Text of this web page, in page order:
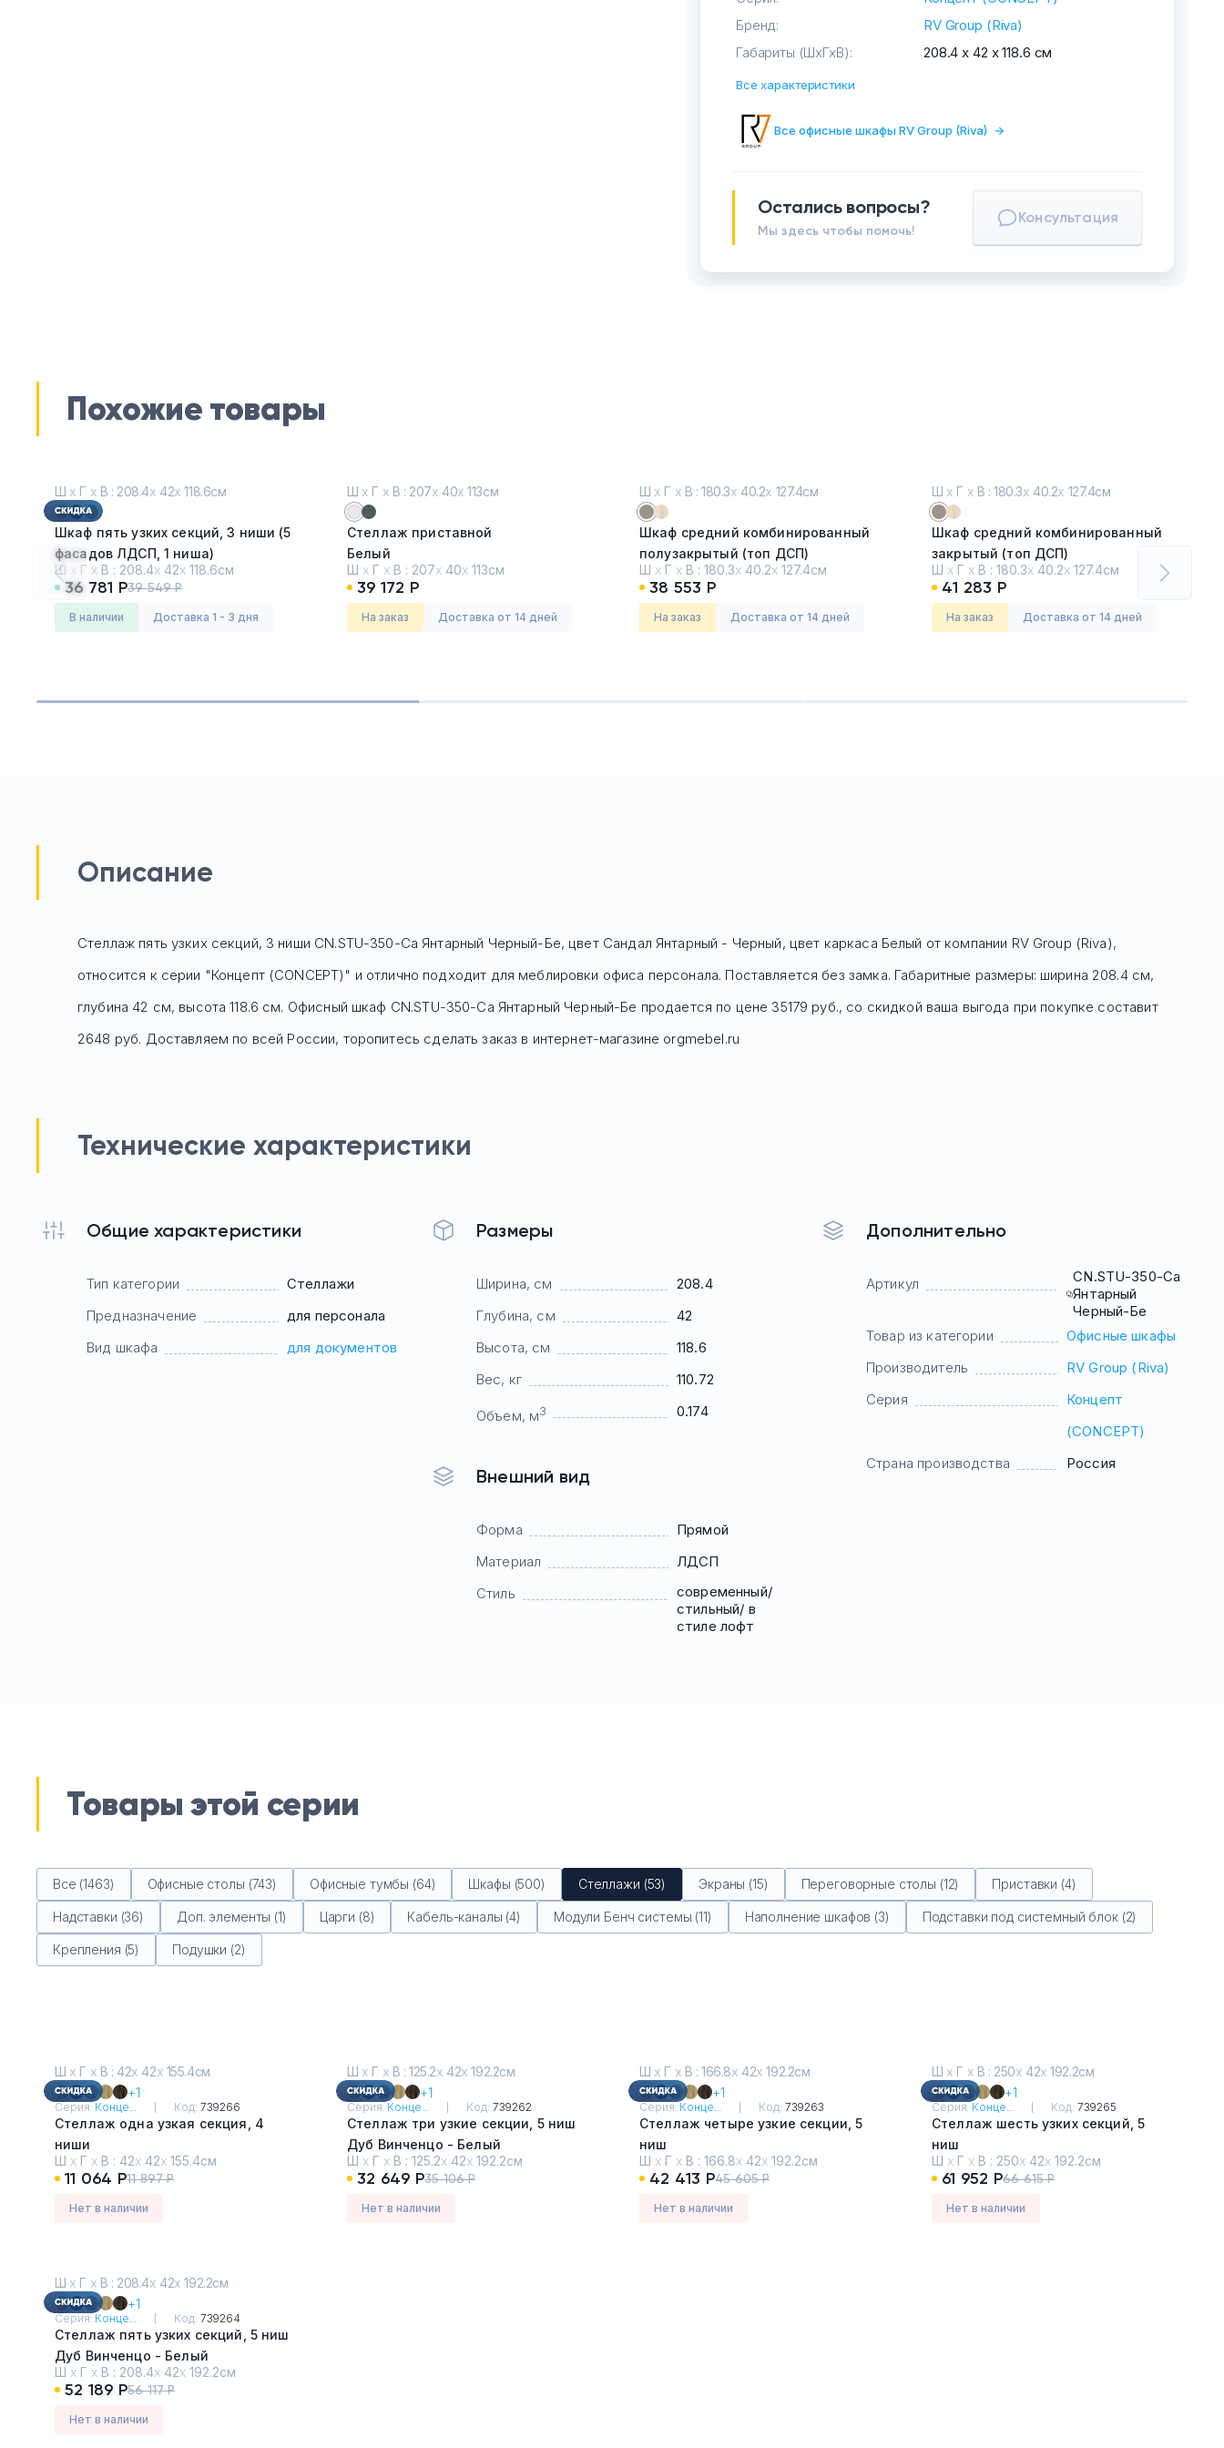
Бренд:
RV Group (Riva)
Габариты (ШхГхВ):
208.4 х 42 х 118.6 см
Все характеристики
Все офисные шкафы RV Group (Riva) →
Остались вопросы?
Мы здесь чтобы помочь!
Консультация
Похожие товары
Ш х Г х В : 208.4х 42х 118.6см
Шкаф пять узких секций, 3 ниши (5
фасадов ЛДСП, 1 ниша)
Дуб Винченцо - Белый
Ш х Г х В : 208.4х 42х 118.6см
Серия:Концепт (CONCEPT)
36 781 Р39 549 Р
в наличии Доставка 1 - 3 дня
Ш х Г х В : 207х 40х 113см
Стеллаж приставной
Белый
Ш х Г х В : 207х 40х 113см
Серия:Тесс вуд (TESS WOOD)
39 172 Р
На заказ Доставка от 14 дней
Ш х Г х В : 180.3х 40.2х 127.4см
Шкаф средний комбинированный
полузакрытый (топ ДСП)
Мокко премиум
Ш х Г х В : 180.3х 40.2х 127.4см
Серия:Альта (Alta)
38 553 Р
На заказ Доставка от 14 дней
Ш х Г х В : 180.3х 40.2х 127.4см
Шкаф средний комбинированный
закрытый (топ ДСП)
Мокко премиум
Ш х Г х В : 180.3х 40.2х 127.4см
Серия:Альта (Alta)
41 283 Р
На заказ Доставка от 14 дней
Описание
Стеллаж пять узких секций, 3 ниши CN.STU-350-Са Янтарный Черный-Бе, цвет Сандал Янтарный - Черный, цвет каркаса Белый от компании RV Group (Riva),
относится к серии "Концепт (CONCEPT)" и отлично подходит для меблировки офиса персонала. Поставляется без замка. Габаритные размеры: ширина 208.4 см,
глубина 42 см, высота 118.6 см. Офисный шкаф CN.STU-350-Са Янтарный Черный-Бе продается по цене 35179 руб., со скидкой ваша выгода при покупке составит
2648 руб. Доставляем по всей России, торопитесь сделать заказ в интернет-магазине orgmebel.ru
Технические характеристики
Общие характеристики
Тип категории
Стеллажи
Предназначение
для персонала
Вид шкафа
для документов
Размеры
Ширина, см
208.4
Глубина, см
42
Высота, см
118.6
Вес, кг
110.72
Объем, м3 0.174
Внешний вид
Форма
Прямой
Материал
ЛДСП
Стиль
современный/
стильный/ в
стиле лофт
Дополнительно
Артикул
CN.STU-350-Са
Янтарный
Черный-Бе
Товар из категории
Офисные шкафы
Производитель
RV Group (Riva)
Серия
Концепт
(CONCEPT)
Страна производства
Россия
Товары этой серии
Все (1463) Офисные столы (743) Офисные тумбы (64) Шкафы (500) Стеллажи (53) Экраны (15) Переговорные столы (12) Приставки (4)
Надставки (36) Доп. элементы (1) Царги (8) Кабель-каналы (4) Модули Бенч системы (11) Наполнение шкафов (3) Подставки под системный блок (2)
Крепления (5) Подушки (2)
Ш х Г х В : 42х 42х 155.4см
+1
Серия: Конце... Код: 739266
Стеллаж одна узкая секция, 4
ниши
Дуб Винченцо - Белый
Ш х Г х В : 42х 42х 155.4см
11 064 Р11 897 Р
Нет в наличии
Ш х Г х В : 125.2х 42х 192.2см
+1
Серия: Конце... Код: 739262
Стеллаж три узкие секции, 5 ниш
Дуб Винченцо - Белый
Ш х Г х В : 125.2х 42х 192.2см
32 649 Р35 106 Р
Нет в наличии
Ш х Г х В : 166.8х 42х 192.2см
+1
Серия: Конце... Код: 739263
Стеллаж четыре узкие секции, 5
ниш
Дуб Винченцо - Белый
Ш х Г х В : 166.8х 42х 192.2см
42 413 Р45 605 Р
Нет в наличии
Ш х Г х В : 250х 42х 192.2см
+1
Серия: Конце... Код: 739265
Стеллаж шесть узких секций, 5
ниш
Дуб Винченцо - Белый
Ш х Г х В : 250х 42х 192.2см
61 952 Р66 615 Р
Нет в наличии
Ш х Г х В : 208.4х 42х 192.2см
+1
Серия: Конце... Код: 739264
Стеллаж пять узких секций, 5 ниш
Дуб Винченцо - Белый
Ш х Г х В : 208.4х 42х 192.2см
52 189 Р56 117 Р
Нет в наличии